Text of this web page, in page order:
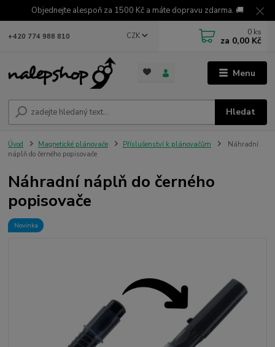
Objednejte alespoň za 1500 Kč a máte dopravu zdarma. 🚚
Menu
CZK
Hledat
+420 774 988 810 0 ks
za 0,00 Kč
Úvod Magnetické plánovače Příslušenství k plánovačům
Náhradní
náplň do černého popisovače
Náhradní náplň do černého
popisovače
Novinka